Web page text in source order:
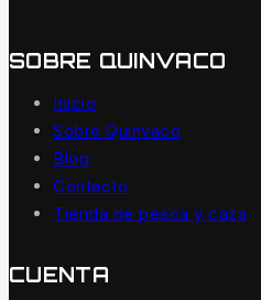
SOBRE QUINVACO
Inicio
Sobre Quinvaco
Blog
Contacto
Tienda de pesca y caza
CUENTA